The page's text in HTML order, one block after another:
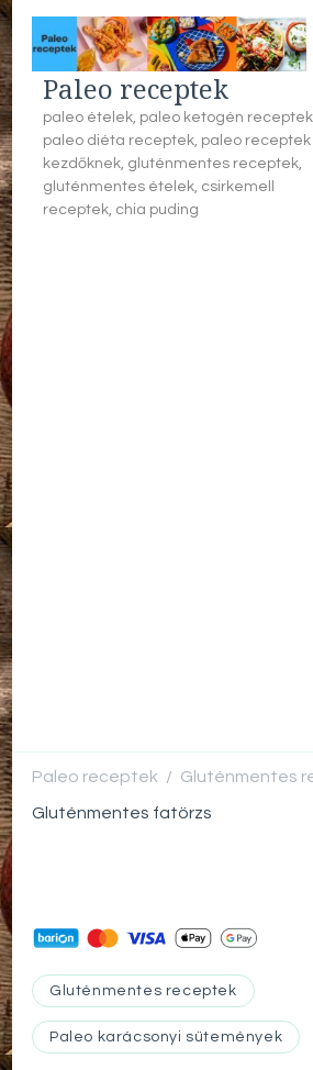
Paleo receptek
paleo ételek, paleo ketogén
paleo diéta receptek, paleo receptek
kezdőknek, gluténmentes receptek,
gluténmentes ételek, csirkemell
receptek, chia puding
Paleo receptek / Gluténmentes
Gluténmentes fatörzs
Gluténmentes receptek
Paleo karácsonyi sütemények